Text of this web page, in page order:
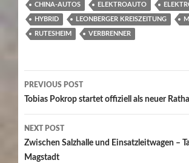
CHINA-AUTOS ELEKTROAUTO
HYBRID LEONBERGER KREISZEITUNG
RUTESHEIM VERBRENNER
Post
navigation
PREVIOUS POST
Tobias Pokrop startet offiziell als neuer
NEXT POST
Zwischen Salzhalle und Einsatzleitwagen –
Magstadt